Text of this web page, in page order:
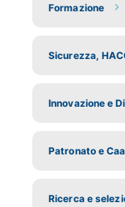
Formazione
Sicurezza,
Innovazione e
Patronato e
Ricerca e